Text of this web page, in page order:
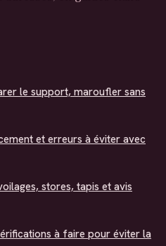
le support, maroufler sans
et erreurs à éviter avec
stores, tapis et avis
à faire pour éviter la